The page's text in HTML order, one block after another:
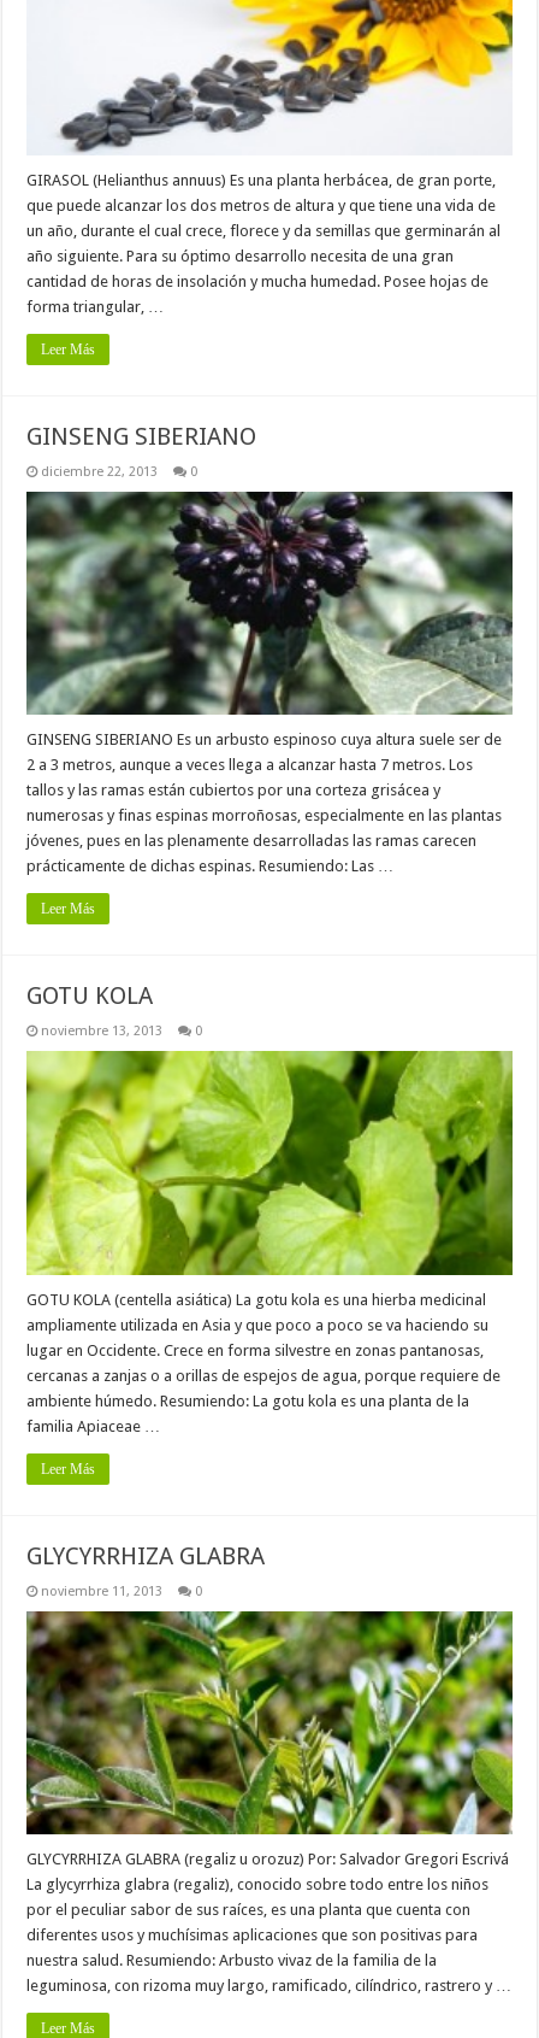
GIRASOL (Helianthus annuus) Es una planta herbácea, de gran porte,
que puede alcanzar los dos metros de altura y que tiene una vida de
un año, durante el cual crece, florece y da semillas que germinarán al
año siguiente. Para su óptimo desarrollo necesita de una gran
cantidad de horas de insolación y mucha humedad. Posee hojas de
forma triangular, …
Leer Más
GINSENG SIBERIANO
diciembre 22, 2013 0
GINSENG SIBERIANO Es un arbusto espinoso cuya altura suele ser de
2 a 3 metros, aunque a veces llega a alcanzar hasta 7 metros. Los
tallos y las ramas están cubiertos por una corteza grisácea y
numerosas y finas espinas morroñosas, especialmente en las plantas
jóvenes, pues en las plenamente desarrolladas las ramas carecen
prácticamente de dichas espinas. Resumiendo: Las …
Leer Más
GOTU KOLA
noviembre 13, 2013 0
GOTU KOLA (centella asiática) La gotu kola es una hierba medicinal
ampliamente utilizada en Asia y que poco a poco se va haciendo su
lugar en Occidente. Crece en forma silvestre en zonas pantanosas,
cercanas a zanjas o a orillas de espejos de agua, porque requiere de
ambiente húmedo. Resumiendo: La gotu kola es una planta de la
familia Apiaceae …
Leer Más
GLYCYRRHIZA GLABRA
noviembre 11, 2013 0
GLYCYRRHIZA GLABRA (regaliz u orozuz) Por: Salvador Gregori Escrivá
La glycyrrhiza glabra (regaliz), conocido sobre todo entre los niños
por el peculiar sabor de sus raíces, es una planta que cuenta con
diferentes usos y muchísimas aplicaciones que son positivas para
nuestra salud. Resumiendo: Arbusto vivaz de la familia de la
leguminosa, con rizoma muy largo, ramificado, cilíndrico, rastrero y …
Leer Más